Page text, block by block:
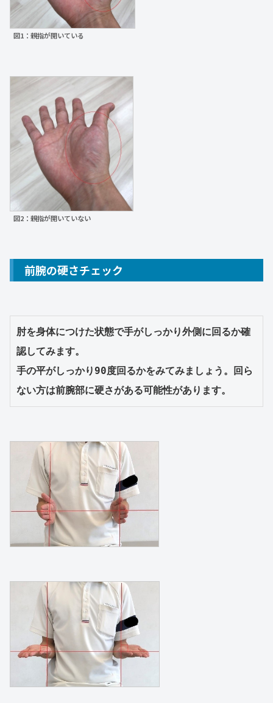
図1：親指が開いている
図2：親指が開いていない
前腕の硬さチェック
肘を身体につけた状態で手がしっかり外側に回るか確
認してみます。
手の平がしっかり90度回るかをみてみましょう。回ら
ない方は前腕部に硬さがある可能性があります。